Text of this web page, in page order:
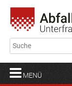
MENÜ